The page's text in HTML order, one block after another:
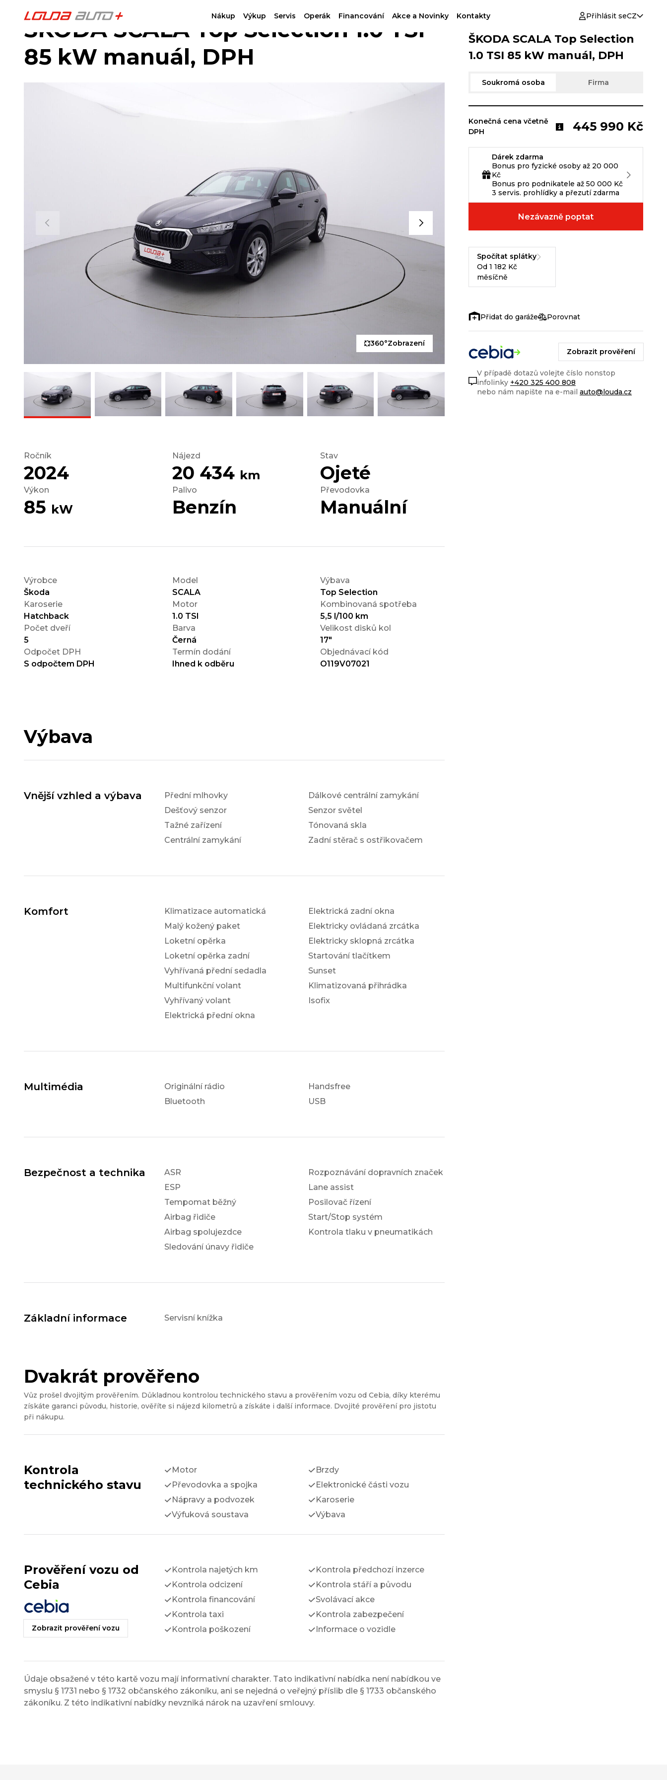
Nákup Výkup Servis Operák Financování Akce a Novinky Kontakty Přihlásit seCZ
ŠKODA SCALA Top Selection 1.0 TSI
85 kW manuál, DPH
360°Zobrazení
Ročník
2024
Nájezd
20 434 km
Stav
Ojeté
Výkon
85 kW
Palivo
Benzín
Převodovka
Manuální
Výrobce
Škoda
Model
SCALA
Výbava
Top Selection
Karoserie
Hatchback
Motor
1.0 TSI
Kombinovaná spotřeba
5,5 l/100 km
Počet dveří
5
Barva
Černá
Velikost disků kol
17"
Odpočet DPH
S odpočtem DPH
Termín dodání
Ihned k odběru
Objednávací kód
O119V07021
Výbava
Vnější vzhled a výbava
Přední mlhovky
Dešťový senzor
Tažné zařízení
Centrální zamykání
Dálkové centrální zamykání
Senzor světel
Tónovaná skla
Zadní stěrač s ostřikovačem
Komfort
Klimatizace automatická
Malý kožený paket
Loketní opěrka
Loketní opěrka zadní
Vyhřívaná přední sedadla
Multifunkční volant
Vyhřívaný volant
Elektrická přední okna
Elektrická zadní okna
Elektricky ovládaná zrcátka
Elektricky sklopná zrcátka
Startování tlačítkem
Sunset
Klimatizovaná přihrádka
Isofix
Multimédia
Originální rádio
Bluetooth
Handsfree
USB
Bezpečnost a technika
ASR
ESP
Tempomat běžný
Airbag řidiče
Airbag spolujezdce
Sledování únavy řidiče
Rozpoznávání dopravních značek
Lane assist
Posilovač řízení
Start/Stop systém
Kontrola tlaku v pneumatikách
Základní informace Servisní knížka
Dvakrát prověřeno
Vůz prošel dvojitým prověřením. Důkladnou kontrolou technického stavu a prověřením vozu od Cebia, díky kterému
získáte garanci původu, historie, ověříte si nájezd kilometrů a získáte i další informace. Dvojité prověření pro jistotu
při nákupu.
Kontrola
technického stavu
Motor
Převodovka a spojka
Nápravy a podvozek
Výfuková soustava
Brzdy
Elektronické části vozu
Karoserie
Výbava
Prověření vozu od
Cebia
Zobrazit prověření vozu
Kontrola najetých km
Kontrola odcizení
Kontrola financování
Kontrola taxi
Kontrola poškození
Kontrola předchozí inzerce
Kontrola stáří a původu
Svolávací akce
Kontrola zabezpečení
Informace o vozidle
Údaje obsažené v této kartě vozu mají informativní charakter. Tato indikativní nabídka není nabídkou ve
smyslu § 1731 nebo § 1732 občanského zákoníku, ani se nejedná o veřejný příslib dle § 1733 občanského
zákoníku. Z této indikativní nabídky nevzniká nárok na uzavření smlouvy.
ŠKODA SCALA Top Selection
1.0 TSI 85 kW manuál, DPH
Soukromá osoba Firma
Konečná cena včetně
DPH
445 990 Kč
Dárek zdarma
Bonus pro fyzické osoby až 20 000
Kč
Bonus pro podnikatele až 50 000 Kč
3 servis. prohlídky a přezutí zdarma
Nezávazně poptat
Spočítat splátky
Od 1 182 Kč
měsíčně
Porovnat
Zobrazit prověření
V případě dotazů volejte číslo nonstop
infolinky +420 325 400 808
nebo nám napište na e-mail auto@louda.cz